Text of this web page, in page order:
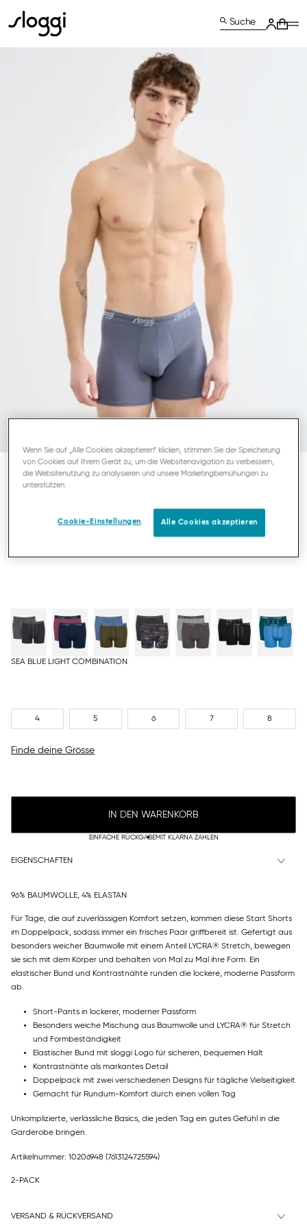
Suche
SLOGGI MEN START
SEA BLUE LIGHT COMBINATION
4 5 6 7 8
Finde deine Grösse
IN DEN WARENKORB
EINFACHE RÜCKGABEMIT KLARNA ZAHLEN
EIGENSCHAFTEN
96% BAUMWOLLE, 4% ELASTAN
Für Tage, die auf zuverlässigen Komfort setzen, kommen diese Start Shorts
im Doppelpack, sodass immer ein frisches Paar griffbereit ist. Gefertigt aus
besonders weicher Baumwolle mit einem Anteil LYCRA® Stretch, bewegen
sie sich mit dem Körper und behalten von Mal zu Mal ihre Form. Ein
elastischer Bund und Kontrastnähte runden die lockere, moderne Passform
ab.
Short-Pants in lockerer, moderner Passform
Besonders weiche Mischung aus Baumwolle und LYCRA® für Stretch
und Formbeständigkeit
Elastischer Bund mit sloggi Logo für sicheren, bequemen Halt
Kontrastnähte als markantes Detail
Doppelpack mit zwei verschiedenen Designs für tägliche Vielseitigkeit
Gemacht für Rundum-Komfort durch einen vollen Tag
Unkomplizierte, verlässliche Basics, die jeden Tag ein gutes Gefühl in die
Garderobe bringen.
Artikelnummer: 10206948 (7613124725594)
2-PACK
VERSAND & RÜCKVERSAND
Wenn Sie auf „Alle Cookies akzeptieren“ klicken, stimmen Sie der Speicherung
von Cookies auf Ihrem Gerät zu, um die Websitenavigation zu verbessern,
die Websitenutzung zu analysieren und unsere Marketingbemühungen zu
unterstützen.
Cookie-Einstellungen Alle Cookies akzeptieren